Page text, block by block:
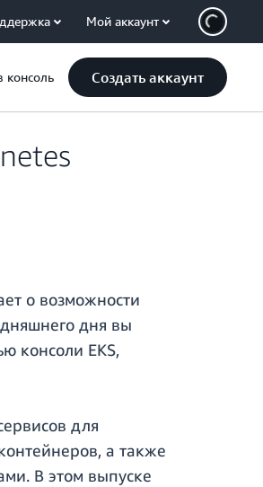
Мой аккаунт
консоль Создать аккаунт
о возможности
дня вы
консоли EKS,
для
а также
В этом выпуске